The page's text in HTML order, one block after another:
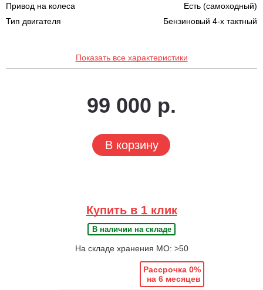
Привод на колеса
Есть (самоходный)
Тип двигателя
Бензиновый 4-х тактный
Показать все характеристики
99 000 р.
В корзину
Купить в 1 клик
В наличии на складе
На складе хранения МО: >50
Рассрочка 0%
на 6 месяцев